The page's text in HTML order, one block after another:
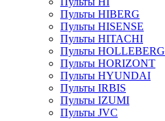
Пульты HIBERG
Пульты HISENSE
Пульты HITACHI
Пульты HOLLEBERG
Пульты HORIZONT
Пульты HYUNDAI
Пульты IRBIS
Пульты IZUMI
Пульты JVC